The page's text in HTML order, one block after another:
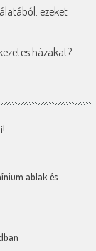
ezeket
házakat?
ablak és